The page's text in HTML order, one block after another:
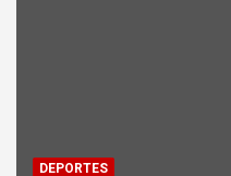
DEPORTES